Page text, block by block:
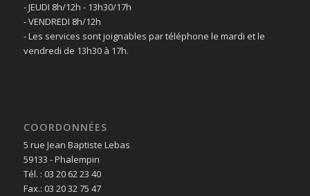
- JEUDI 8h/12h - 13h30/17h
- VENDREDI 8h/12h
- Les services sont joignables par téléphone le mardi et le
vendredi de 13h30 à 17h.
COORDONNÉES
5 rue Jean Baptiste Lebas
59133 - Phalempin
Tél. : 03 20 62 23 40
Fax.: 03 20 32 75 47